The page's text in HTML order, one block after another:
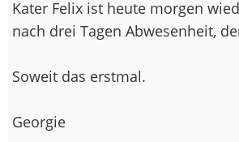
Kater Felix ist heute morgen
nach drei Tagen Abwesenheit,
Soweit das erstmal.
Georgie